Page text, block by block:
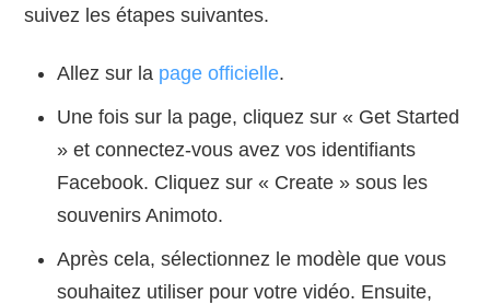
suivez les étapes suivantes.
Allez sur la page officielle.
Une fois sur la page, cliquez sur « Get Started
» et connectez-vous avez vos identifiants
Facebook. Cliquez sur « Create » sous les
souvenirs Animoto.
Après cela, sélectionnez le modèle que vous
souhaitez utiliser pour votre vidéo. Ensuite,